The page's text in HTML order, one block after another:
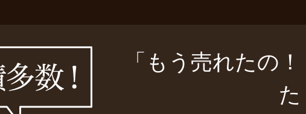
「もう売れたの
た